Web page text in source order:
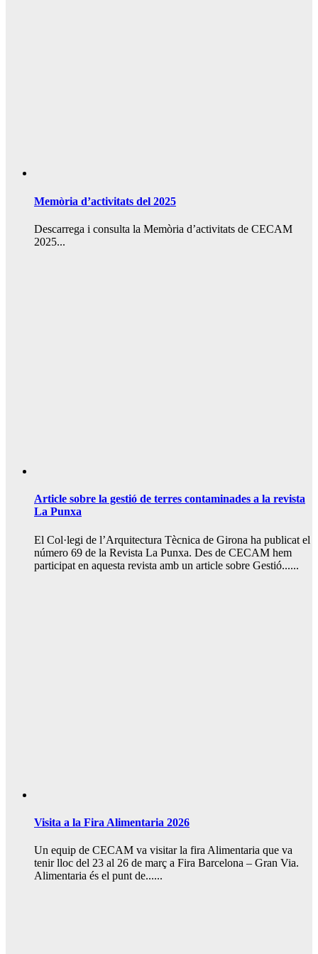
Memòria d’activitats del 2025
Descarrega i consulta la Memòria d’activitats de CECAM
2025...
Article sobre la gestió de terres contaminades a la revista
La Punxa
El Col·legi de l’Arquitectura Tècnica de Girona ha publicat el
número 69 de la Revista La Punxa. Des de CECAM hem
participat en aquesta revista amb un article sobre Gestió......
Visita a la Fira Alimentaria 2026
Un equip de CECAM va visitar la fira Alimentaria que va
tenir lloc del 23 al 26 de març a Fira Barcelona – Gran Via.
Alimentaria és el punt de......